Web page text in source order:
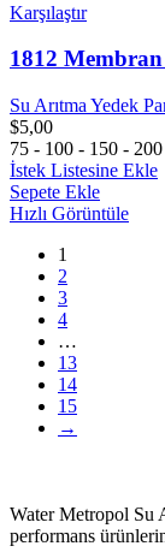
Karşılaştır
1812
Su Arıtma Yedek
$5,00
75 - 100 - 150 -
İstek Listesine Ekle
Sepete Ekle
Hızlı Görüntüle
1
2
3
4
…
13
14
15
→
Water Metropol Su
performans